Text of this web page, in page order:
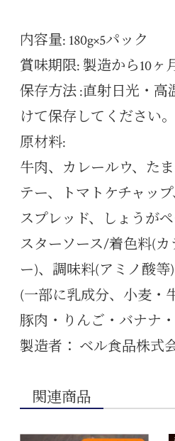
内容量: 180g×5パック
賞味期限: 製造から10ヶ
保存方法 :直射日光・高
けて保存してください。
原材料:
牛肉、カレールウ、た
テー、トマトケチャッ
スプレッド、しょうが
スターソース/着色料(カ
ー)、調味料(アミノ酸
(一部に乳成分、小麦・
豚肉・りんご・バナナ
製造者： ベル食品株式
関連商品